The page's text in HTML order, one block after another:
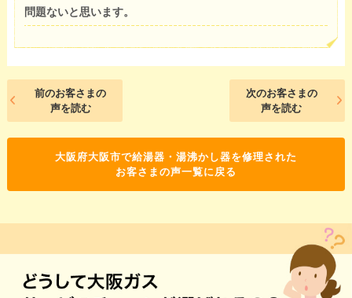
問題ないと思います。
前のお客さまの
声を読む
次のお客さまの
声を読む
大阪府大阪市で給湯器・湯沸かし器を修理された
お客さまの声一覧に戻る